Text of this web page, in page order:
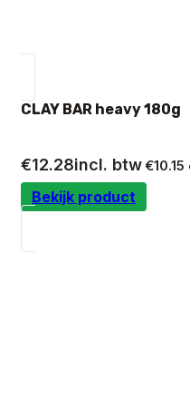
CLAY BAR heavy 180g
€12.28incl. btw€10.15
Bekijk product